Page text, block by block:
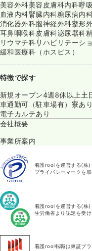
美容外科美容皮膚科内科呼
血液内科腎臓内科糖尿病内
消化器外科脳神経外科整形
耳鼻咽喉科皮膚科泌尿器科
リウマチ科リハビリテーシ
緩和医療科（ホスピス）
特徴で探す
新規オープン4週8休以上 土
車通勤可（駐車場有） 寮あ
電子カルテあり
会社概要
事業所案内
看護roo!を運営する(株)
プライバシーマークを取
看護roo!を運営する(株)
生労働省より認定を受け
看護roo!転職は東証プ